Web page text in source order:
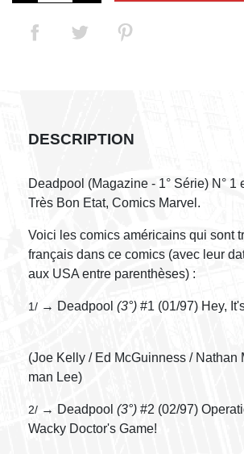
DESCRIPTION
Deadpool (Magazine - 1° Série) N° 1
Très Bon Etat, Comics Marvel.
Voici les comics américains qui sont
français dans ce comics (avec leur
aux USA entre parenthèses) :
1/ → Deadpool (3°) #1 (01/97) Hey,
(Joe Kelly / Ed McGuinness / Nathan
man Lee)
2/ → Deadpool (3°) #2 (02/97)
Wacky Doctor's Game!